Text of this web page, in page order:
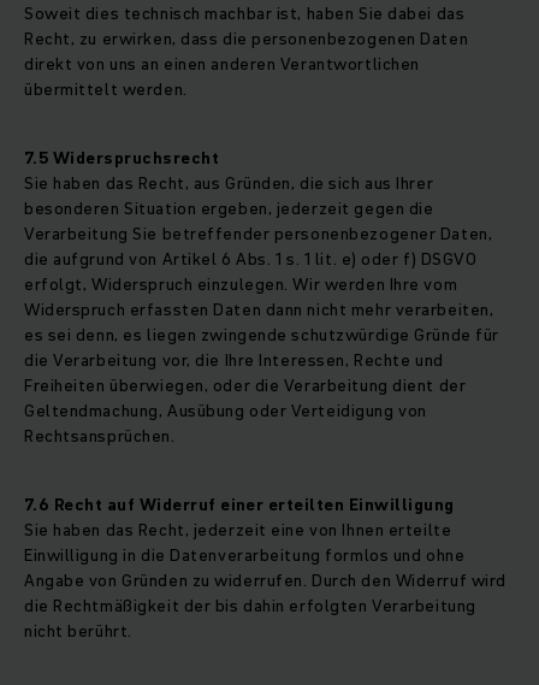
Soweit dies technisch machbar ist, haben Sie dabei das
Recht, zu erwirken, dass die personenbezogenen Daten
direkt von uns an einen anderen Verantwortlichen
übermittelt werden.
7.5 Widerspruchsrecht
Sie haben das Recht, aus Gründen, die sich aus Ihrer
besonderen Situation ergeben, jederzeit gegen die
Verarbeitung Sie betreffender personenbezogener Daten,
die aufgrund von Artikel 6 Abs. 1 s. 1 lit. e) oder f) DSGVO
erfolgt, Widerspruch einzulegen. Wir werden Ihre vom
Widerspruch erfassten Daten dann nicht mehr verarbeiten,
es sei denn, es liegen zwingende schutzwürdige Gründe für
die Verarbeitung vor, die Ihre Interessen, Rechte und
Freiheiten überwiegen, oder die Verarbeitung dient der
Geltendmachung, Ausübung oder Verteidigung von
Rechtsansprüchen.
7.6 Recht auf Widerruf einer erteilten Einwilligung
Sie haben das Recht, jederzeit eine von Ihnen erteilte
Einwilligung in die Datenverarbeitung formlos und ohne
Angabe von Gründen zu widerrufen. Durch den Widerruf wird
die Rechtmäßigkeit der bis dahin erfolgten Verarbeitung
nicht berührt.